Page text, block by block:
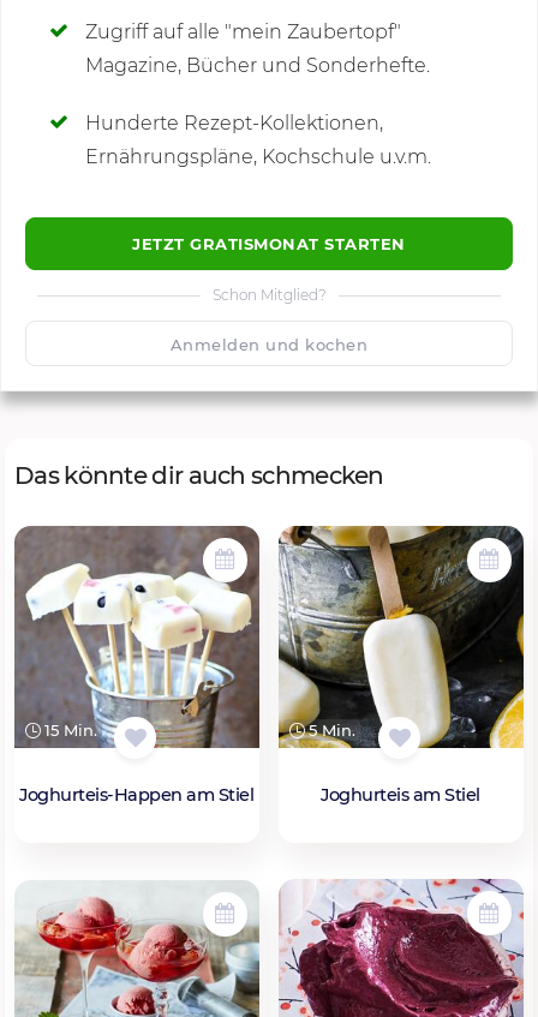
Zugriff auf alle "mein Zaubertopf"
Magazine, Bücher und Sonderhefte.
Hunderte Rezept-Kollektionen,
Ernährungspläne, Kochschule u.v.m.
JETZT GRATISMONAT STARTEN
Schon Mitglied?
Anmelden und kochen
Kommentare
🙂 Speichern
Das könnte dir auch schmecken
15 Min.
Joghurteis-Happen am Stiel
5 Min.
Joghurteis am Stiel